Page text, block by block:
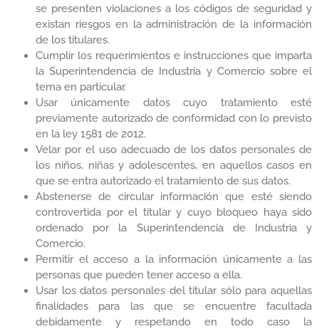
se presenten violaciones a los códigos de seguridad y
existan riesgos en la administración de la información
de los titulares.
Cumplir los requerimientos e instrucciones que imparta
la Superintendencia de Industria y Comercio sobre el
tema en particular.
Usar únicamente datos cuyo tratamiento esté
previamente autorizado de conformidad con lo previsto
en la ley 1581 de 2012.
Velar por el uso adecuado de los datos personales de
los niños, niñas y adolescentes, en aquellos casos en
que se entra autorizado el tratamiento de sus datos.
Abstenerse de circular información que esté siendo
controvertida por el titular y cuyo bloqueo haya sido
ordenado por la Superintendencia de Industria y
Comercio.
Permitir el acceso a la información únicamente a las
personas que pueden tener acceso a ella.
Usar los datos personales del titular sólo para aquellas
finalidades para las que se encuentre facultada
debidamente y respetando en todo caso la